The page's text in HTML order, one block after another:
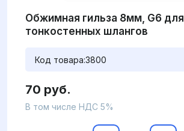
Обжимная гильза 8мм, G6 для
тонкостенных шлангов
Код товара:3800
70 руб.
В том числе НДС 5%